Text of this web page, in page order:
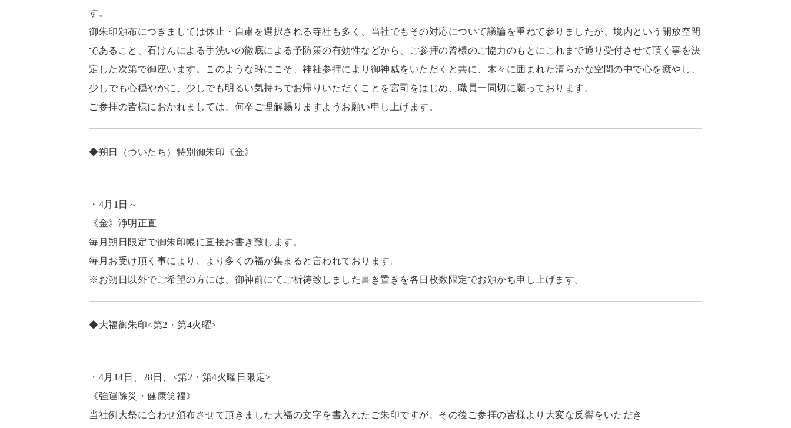
す。
御朱印頒布につきましては休止・自粛を選択される寺社も多く、当社でもその対応について議論を重ねて参りましたが、境内という開放空間
であること、石けんによる手洗いの徹底による予防策の有効性などから、ご参拝の皆様のご協力のもとにこれまで通り受付させて頂く事を決
定した次第で御座います。このような時にこそ、神社参拝により御神威をいただくと共に、木々に囲まれた清らかな空間の中で心を癒やし、
少しでも心穏やかに、少しでも明るい気持ちでお帰りいただくことを宮司をはじめ、職員一同切に願っております。
ご参拝の皆様におかれましては、何卒ご理解賜りますようお願い申し上げます。
◆朔日（ついたち）特別御朱印《金》
・4月1日～
《金》浄明正直
毎月朔日限定で御朱印帳に直接お書き致します。
毎月お受け頂く事により、より多くの福が集まると言われております。
※お朔日以外でご希望の方には、御神前にてご祈祷致しました書き置きを各日枚数限定でお頒かち申し上げます。
◆大福御朱印<第2・第4火曜>
・4月14日、28日、<第2・第4火曜日限定>
《強運除災・健康笑福》
当社例大祭に合わせ頒布させて頂きました大福の文字を書入れたご朱印ですが、その後ご参拝の皆様より大変な反響をいただき